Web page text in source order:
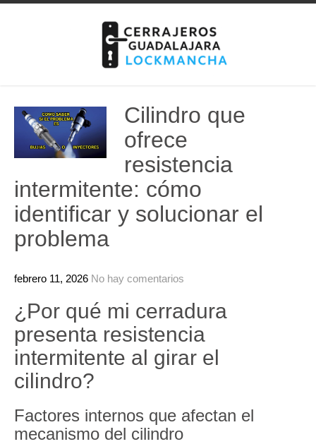
Cilindro que
ofrece
resistencia
intermitente: cómo
identificar y solucionar el
problema
febrero 11, 2026 No hay comentarios
¿Por qué mi cerradura
presenta resistencia
intermitente al girar el
cilindro?
Factores internos que afectan el
mecanismo del cilindro